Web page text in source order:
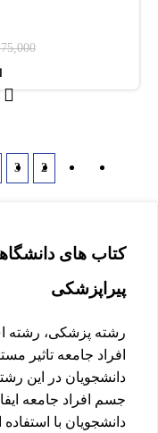
1
2
3
کتاب های
پیراپزشکی
رشته پزشکی، رشته
افراد جامعه تاثیر
دانشجویان در این
جسم افراد جامعه
دانشجویان با